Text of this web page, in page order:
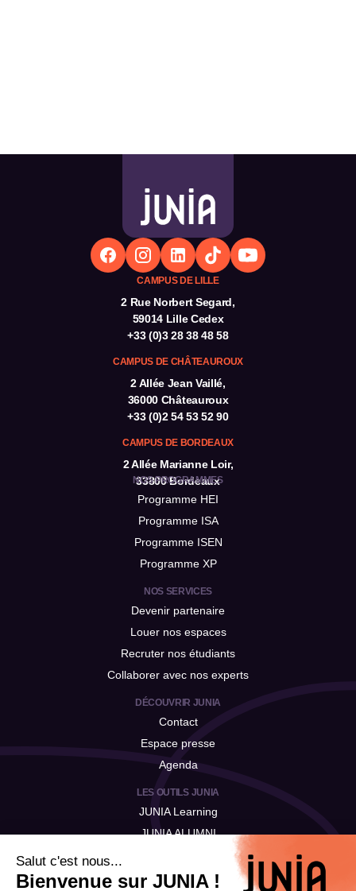
Salut c'est nous...
Bienvenue sur JUNIA !
CAMPUS DE LILLE
2 Rue Norbert Segard,
59014 Lille Cedex
+33 (0)3 28 38 48 58
CAMPUS DE CHÂTEAUROUX
2 Allée Jean Vaillé,
36000 Châteauroux
+33 (0)2 54 53 52 90
CAMPUS DE BORDEAUX
2 Allée Marianne Loir,
33800 Bordeaux
NOS PROGRAMMES
Programme HEI
Programme ISA
Programme ISEN
Programme XP
NOS SERVICES
Devenir partenaire
Louer nos espaces
Recruter nos étudiants
Collaborer avec nos experts
DÉCOUVRIR JUNIA
Contact
Espace presse
Agenda
LES OUTILS JUNIA
JUNIA Learning
JUNIA ALUMNI